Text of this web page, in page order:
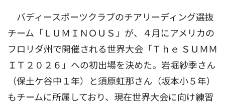
バディースポーツクラブのチアリーディング選抜
チーム「ＬＵＭＩＮＯＵＳ」が、４月にアメリカの
フロリダ州で開催される世界大会「Ｔｈｅ ＳＵＭＭ
ＩＴ２０２６」への初出場を決めた。岩堀紗季さん
（保土ケ谷中１年）と須原虹那さん（坂本小５年）
もチームに所属しており、現在世界大会に向け練習